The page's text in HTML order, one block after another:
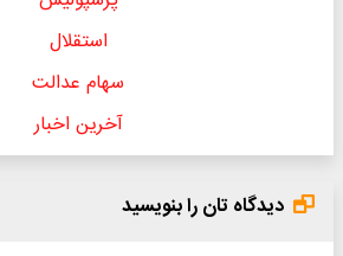
استقلال
سهام عدالت
آخرین اخبار
دیدگاه تان را بنویسید